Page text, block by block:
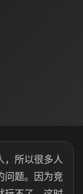
，所以很多人
问题。因为竞